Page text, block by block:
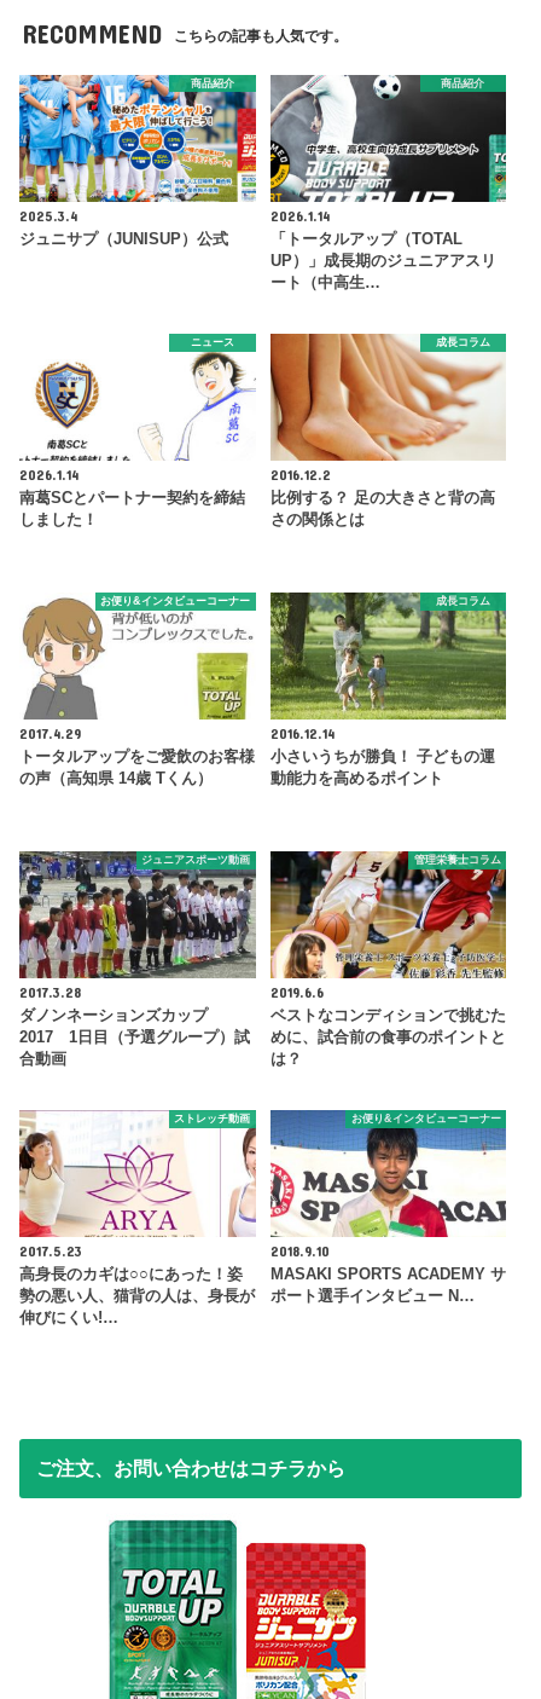
RECOMMEND こちらの記事も人気です。
商品紹介
2025.3.4
ジュニサプ（JUNISUP）公式
商品紹介
2026.1.14
「トータルアップ（TOTAL
UP）」成長期のジュニアアスリ
ート（中高生…
ニュース
2026.1.14
南葛SCとパートナー契約を締結
しました！
成長コラム
2016.12.2
比例する？ 足の大きさと背の高
さの関係とは
お便り&インタビューコーナー
2017.4.29
トータルアップをご愛飲のお客様
の声（高知県 14歳 Tくん）
成長コラム
2016.12.14
小さいうちが勝負！ 子どもの運
動能力を高めるポイント
ジュニアスポーツ動画
2017.3.28
ダノンネーションズカップ
2017 1日目（予選グループ）試
合動画
管理栄養士コラム
2019.6.6
ベストなコンディションで挑むた
めに、試合前の食事のポイントと
は？
ストレッチ動画
2017.5.23
高身長のカギは○○にあった！姿
勢の悪い人、猫背の人は、身長が
伸びにくい!…
お便り&インタビューコーナー
2018.9.10
MASAKI SPORTS ACADEMY サ
ポート選手インタビュー N…
ご注文、お問い合わせはコチラから